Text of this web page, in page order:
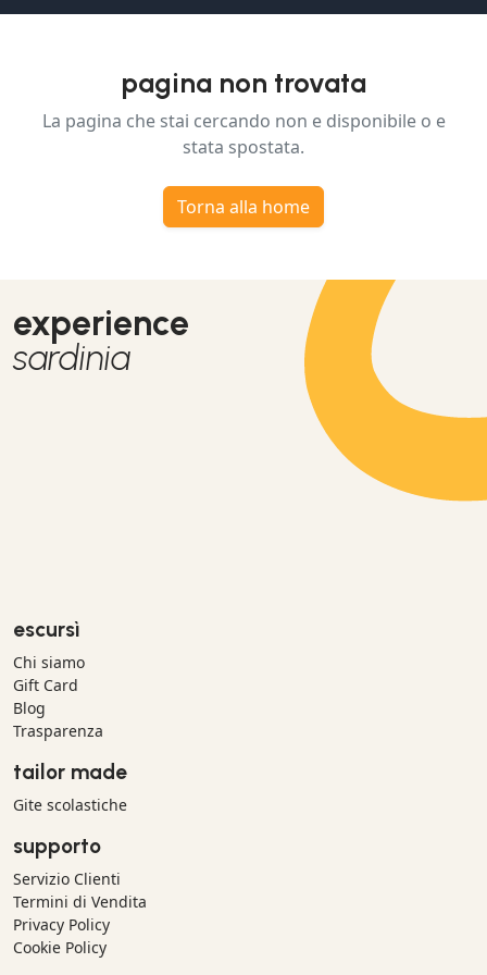
pagina non trovata
La pagina che stai cercando non e disponibile o e
stata spostata.
Torna alla home
experience
sardinia
escursì
Chi siamo
Gift Card
Blog
Trasparenza
tailor made
Gite scolastiche
supporto
Servizio Clienti
Termini di Vendita
Privacy Policy
Cookie Policy